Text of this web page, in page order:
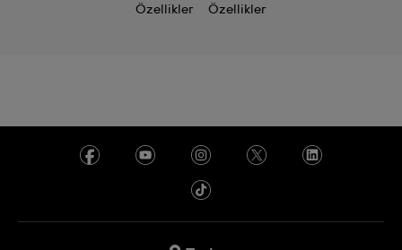
Özellikler Özellikler